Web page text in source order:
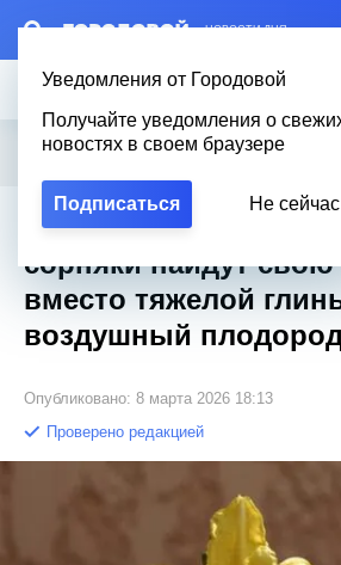
– НОВОСТИ ДНЯ
Уведомления от Городовой
Получайте уведомления о
новостях в своем браузере
Подписаться Не сейчас
Новости Эксклюзив Вопросы о
Городовой Полезное / Эти 5 цветов выживут
погибель: вместо тяжелой глины – воздушный
Эти 5 цветов
сорняки найдут свою
вместо тяжелой
воздушный
Опубликовано: 8 марта 2026 18:13
Проверено редакцией